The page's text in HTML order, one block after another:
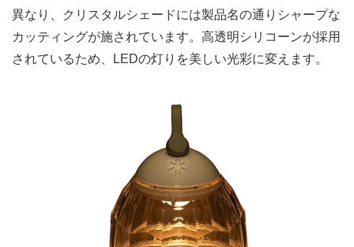
異なり、クリスタルシェードには製品名の通りシャープな
カッティングが施されています。高透明シリコーンが採用
されているため、LEDの灯りを美しい光彩に変えます。